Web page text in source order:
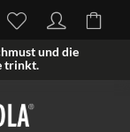
und die
trinkt.